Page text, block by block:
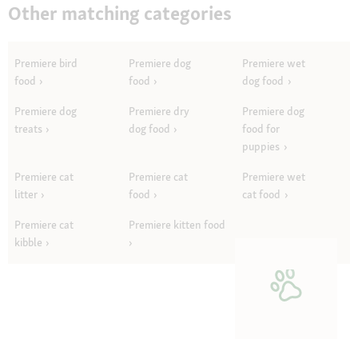
Other matching categories
Premiere bird
food
Premiere dog
food
Premiere wet
dog food
Premiere dog
treats
Premiere dry
dog food
Premiere dog
food for
puppies
Premiere cat
litter
Premiere cat
food
Premiere wet
cat food
Premiere cat
kibble
Premiere kitten food